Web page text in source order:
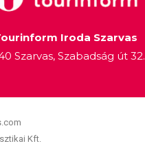
Iroda Szarvas
Szarvas, Szabadság út 32.
Kft.